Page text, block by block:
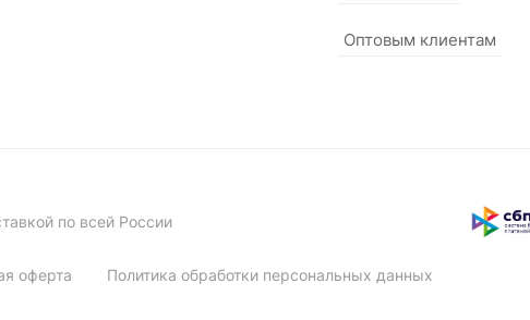
Оптовым клиентам
по всей России
оферта Политика обработки персональных данных